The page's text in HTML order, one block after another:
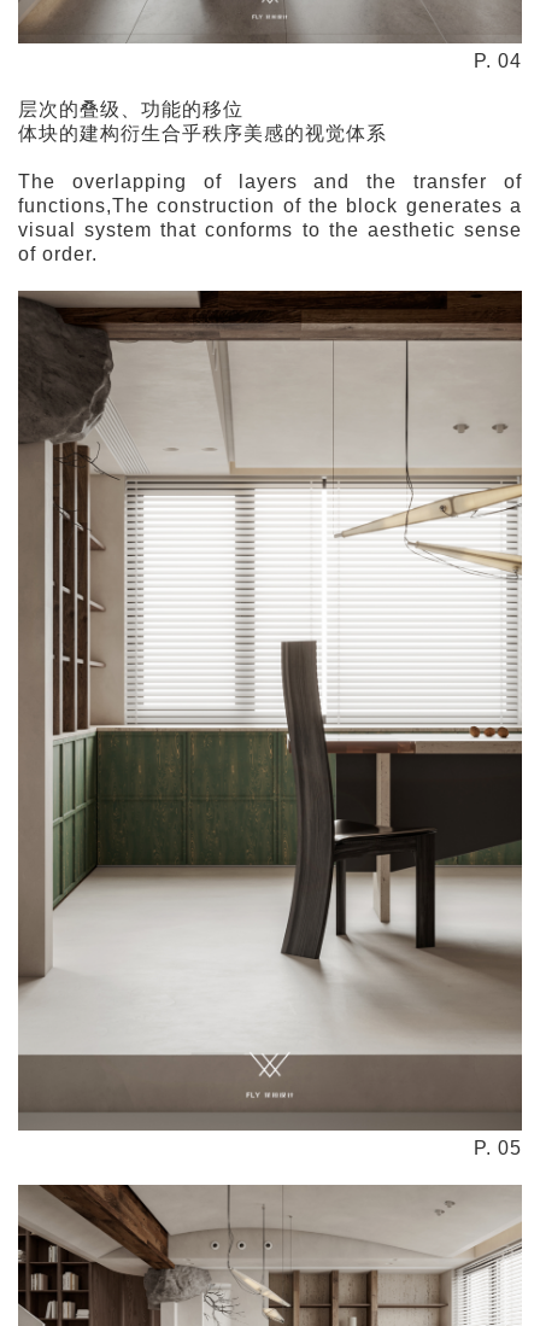
P. 04
层次的叠级、功能的移位
体块的建构衍生合乎秩序美感的视觉体系
The overlapping of layers and the transfer of
functions,The construction of the block generates a
visual system that conforms to the aesthetic sense
of order.
P. 05